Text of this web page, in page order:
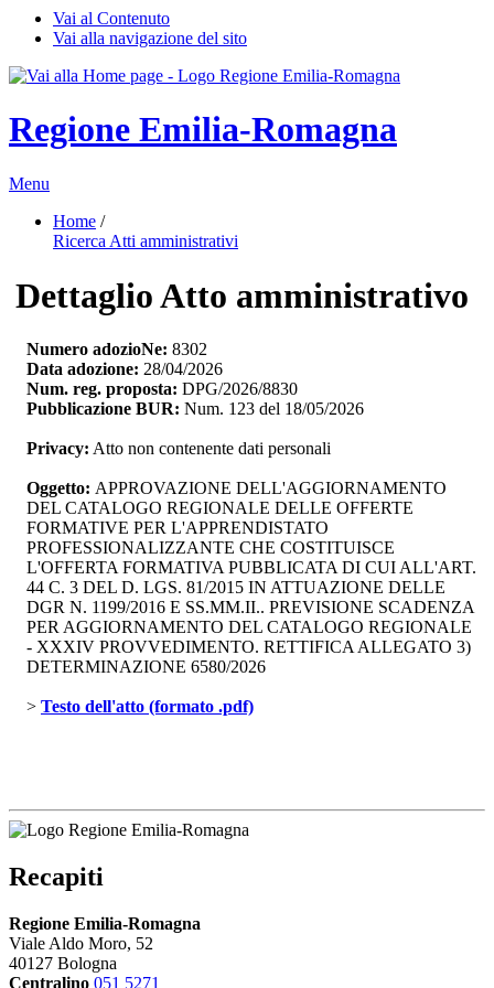
Vai al Contenuto
Vai alla navigazione del sito
Regione Emilia-Romagna
Menu
Home /
Ricerca Atti amministrativi
Dettaglio Atto amministrativo
Numero adozioNe: 8302
Data adozione: 28/04/2026
Num. reg. proposta: DPG/2026/8830
Pubblicazione BUR: Num. 123 del 18/05/2026
Privacy: Atto non contenente dati personali
Oggetto: APPROVAZIONE DELL'AGGIORNAMENTO
DEL CATALOGO REGIONALE DELLE OFFERTE
FORMATIVE PER L'APPRENDISTATO
PROFESSIONALIZZANTE CHE COSTITUISCE
L'OFFERTA FORMATIVA PUBBLICATA DI CUI ALL'ART.
44 C. 3 DEL D. LGS. 81/2015 IN ATTUAZIONE DELLE
DGR N. 1199/2016 E SS.MM.II.. PREVISIONE SCADENZA
PER AGGIORNAMENTO DEL CATALOGO REGIONALE
- XXXIV PROVVEDIMENTO. RETTIFICA ALLEGATO 3)
DETERMINAZIONE 6580/2026
> Testo dell'atto (formato .pdf)
Recapiti
Regione Emilia-Romagna
Viale Aldo Moro, 52
40127 Bologna
Centralino 051 5271